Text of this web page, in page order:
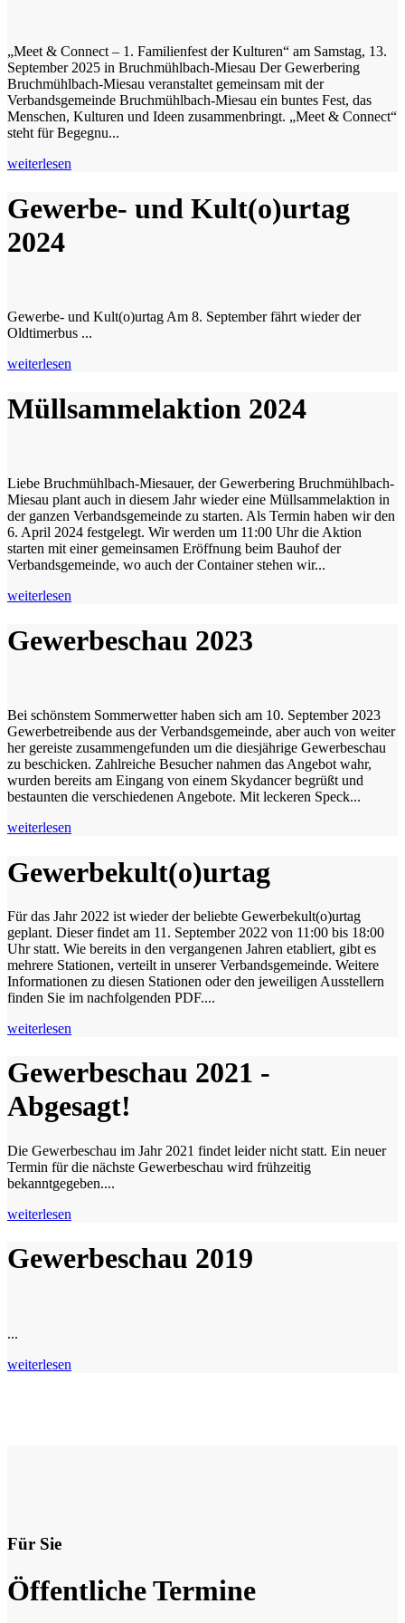
„Meet & Connect – 1. Familienfest der Kulturen“ am Samstag, 13.
September 2025 in Bruchmühlbach-Miesau Der Gewerbering
Bruchmühlbach-Miesau veranstaltet gemeinsam mit der
Verbandsgemeinde Bruchmühlbach-Miesau ein buntes Fest, das
Menschen, Kulturen und Ideen zusammenbringt. „Meet & Connect“
steht für Begegnu...
weiterlesen
Gewerbe- und Kult(o)urtag
2024
Gewerbe- und Kult(o)urtag Am 8. September fährt wieder der
Oldtimerbus ...
weiterlesen
Müllsammelaktion 2024
Liebe Bruchmühlbach-Miesauer, der Gewerbering Bruchmühlbach-
Miesau plant auch in diesem Jahr wieder eine Müllsammelaktion in
der ganzen Verbandsgemeinde zu starten. Als Termin haben wir den
6. April 2024 festgelegt. Wir werden um 11:00 Uhr die Aktion
starten mit einer gemeinsamen Eröffnung beim Bauhof der
Verbandsgemeinde, wo auch der Container stehen wir...
weiterlesen
Gewerbeschau 2023
Bei schönstem Sommerwetter haben sich am 10. September 2023
Gewerbetreibende aus der Verbandsgemeinde, aber auch von weiter
her gereiste zusammengefunden um die diesjährige Gewerbeschau
zu beschicken. Zahlreiche Besucher nahmen das Angebot wahr,
wurden bereits am Eingang von einem Skydancer begrüßt und
bestaunten die verschiedenen Angebote. Mit leckeren Speck...
weiterlesen
Gewerbekult(o)urtag
Für das Jahr 2022 ist wieder der beliebte Gewerbekult(o)urtag
geplant. Dieser findet am 11. September 2022 von 11:00 bis 18:00
Uhr statt. Wie bereits in den vergangenen Jahren etabliert, gibt es
mehrere Stationen, verteilt in unserer Verbandsgemeinde. Weitere
Informationen zu diesen Stationen oder den jeweiligen Ausstellern
finden Sie im nachfolgenden PDF....
weiterlesen
Gewerbeschau 2021 -
Abgesagt!
Die Gewerbeschau im Jahr 2021 findet leider nicht statt. Ein neuer
Termin für die nächste Gewerbeschau wird frühzeitig
bekanntgegeben....
weiterlesen
Gewerbeschau 2019
...
weiterlesen
Für Sie
Öffentliche Termine